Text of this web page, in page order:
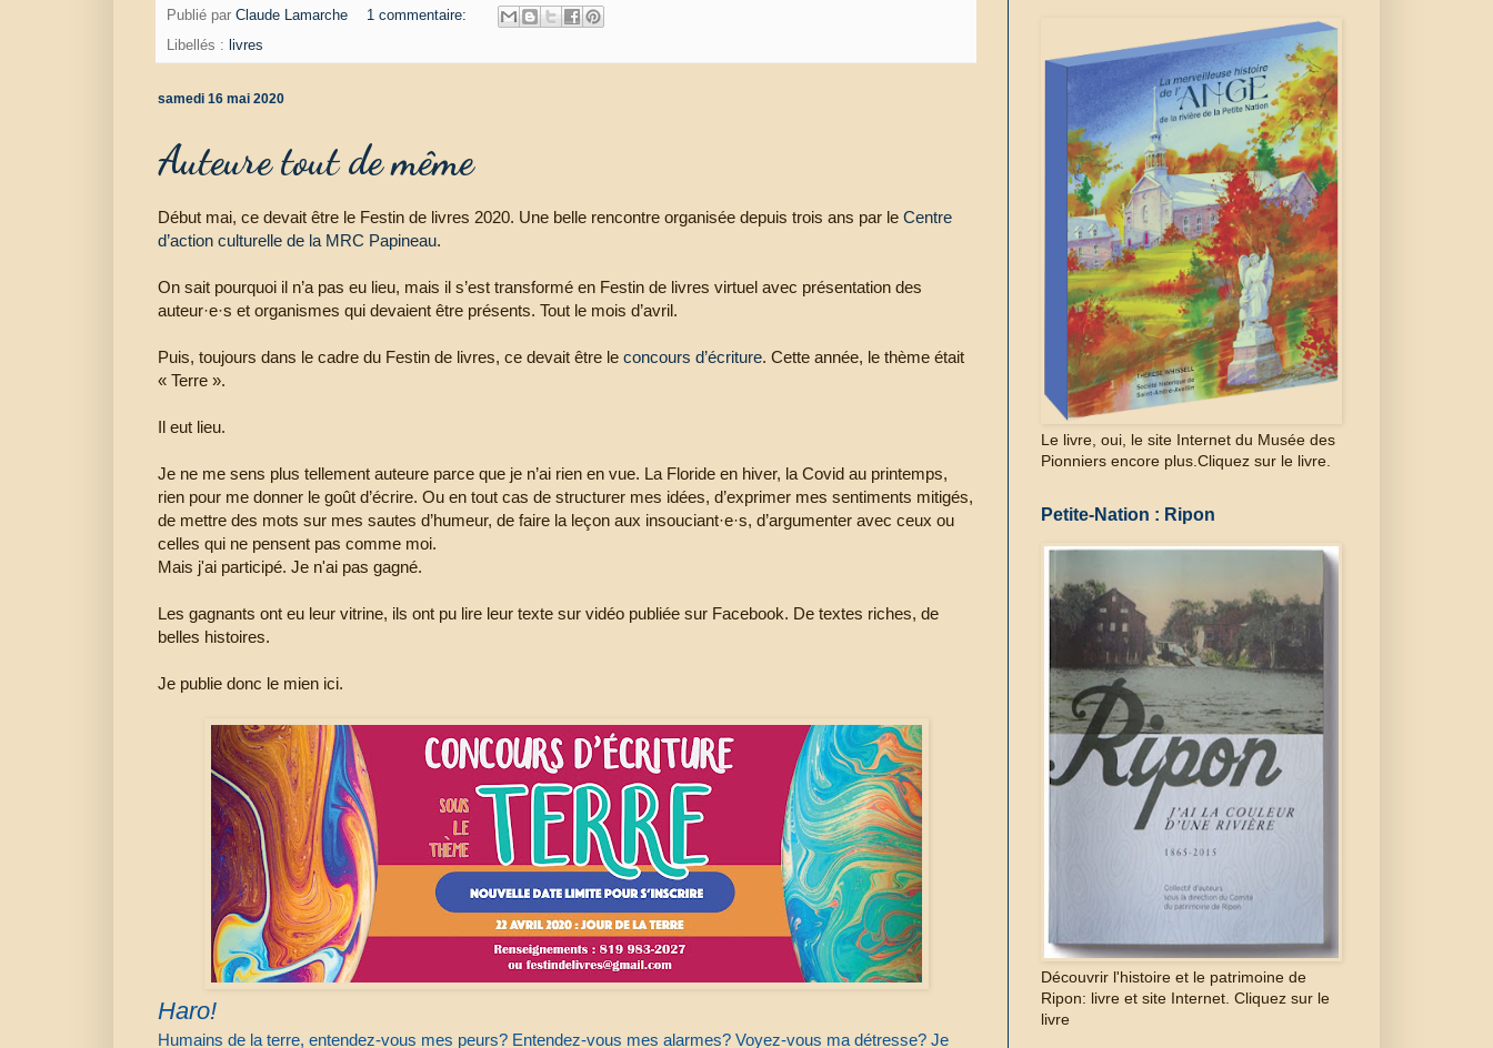
Publié par Claude Lamarche
1 commentaire:
Libellés : livres
samedi 16 mai 2020
Auteure tout de même
Début mai, ce devait être le Festin de livres 2020. Une belle rencontre organisée depuis trois ans par le Centre
d’action culturelle de la MRC Papineau.
On sait pourquoi il n’a pas eu lieu, mais il s’est transformé en Festin de livres virtuel avec présentation des
auteur·e·s et organismes qui devaient être présents. Tout le mois d’avril.
Puis, toujours dans le cadre du Festin de livres, ce devait être le concours d’écriture. Cette année, le thème était
« Terre ».
Il eut lieu.
Je ne me sens plus tellement auteure parce que je n’ai rien en vue. La Floride en hiver, la Covid au printemps,
rien pour me donner le goût d’écrire. Ou en tout cas de structurer mes idées, d’exprimer mes sentiments mitigés,
de mettre des mots sur mes sautes d’humeur, de faire la leçon aux insouciant·e·s, d’argumenter avec ceux ou
celles qui ne pensent pas comme moi.
Mais j'ai participé. Je n'ai pas gagné.
Les gagnants ont eu leur vitrine, ils ont pu lire leur texte sur vidéo publiée sur Facebook. De textes riches, de
belles histoires.
Je publie donc le mien ici.
Haro!
Humains de la terre, entendez-vous mes peurs? Entendez-vous mes alarmes? Voyez-vous ma détresse? Je
Le livre, oui, le site Internet du Musée des
Pionniers encore plus.Cliquez sur le livre.
Petite-Nation : Ripon
Découvrir l'histoire et le patrimoine de
Ripon: livre et site Internet. Cliquez sur le
livre